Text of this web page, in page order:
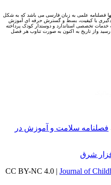
علمی به زبان فارسی می باشد که به شکل
با کیفیت، بسط و گسترش حرفه ای آموزش
تخصصی استاندارد و دوستدار کودک پرداخته
در پاییز سال ۱۳۹۹ به چاپ رسید واز تاریخ به اکنون به صورت تناوب هر فصل
سلامت و آموزش در
شرق
Journal of